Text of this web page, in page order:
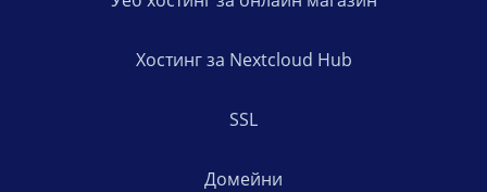
Хостинг за Nextcloud Hub
SSL
Домейни